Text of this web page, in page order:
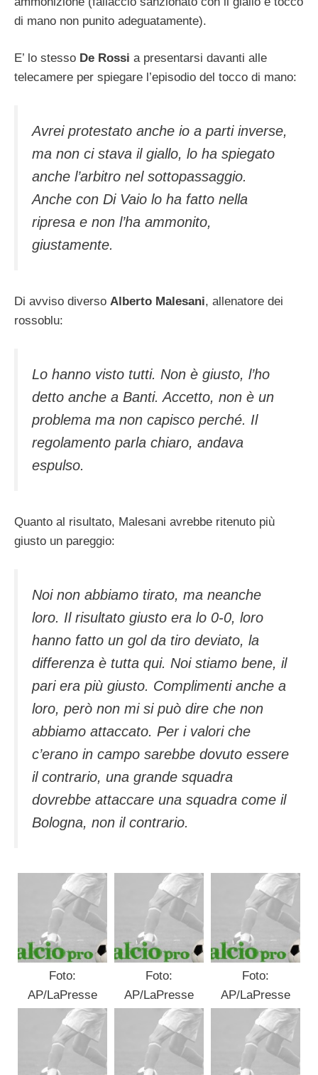
di mano non punito adeguatamente).
E’ lo stesso De Rossi a presentarsi davanti alle
telecamere per spiegare l’episodio del tocco di mano:
Avrei protestato anche io a parti inverse,
ma non ci stava il giallo, lo ha spiegato
anche l’arbitro nel sottopassaggio.
Anche con Di Vaio lo ha fatto nella
ripresa e non l’ha ammonito,
giustamente.
Di avviso diverso Alberto Malesani, allenatore dei
rossoblu:
Lo hanno visto tutti. Non è giusto, l’ho
detto anche a Banti. Accetto, non è un
problema ma non capisco perché. Il
regolamento parla chiaro, andava
espulso.
Quanto al risultato, Malesani avrebbe ritenuto più
giusto un pareggio:
Noi non abbiamo tirato, ma neanche
loro. Il risultato giusto era lo 0-0, loro
hanno fatto un gol da tiro deviato, la
differenza è tutta qui. Noi stiamo bene, il
pari era più giusto. Complimenti anche a
loro, però non mi si può dire che non
abbiamo attaccato. Per i valori che
c’erano in campo sarebbe dovuto essere
il contrario, una grande squadra
dovrebbe attaccare una squadra come il
Bologna, non il contrario.
Foto:
AP/LaPresse
Foto:
AP/LaPresse
Foto:
AP/LaPresse